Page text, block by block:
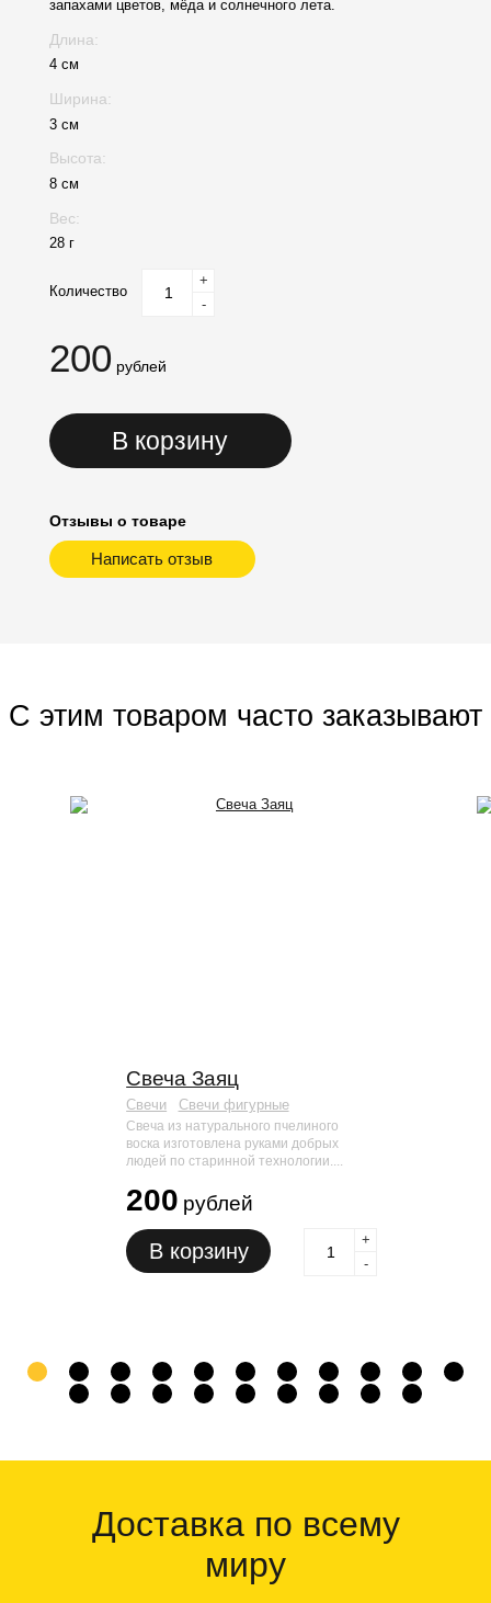
запахами цветов, мёда и солнечного лета.
Длина:
4 см
Ширина:
3 см
Высота:
8 см
Вес:
28 г
Количество
+
-
200 рублей
В корзину
Отзывы о товаре
Написать отзыв
С этим товаром часто заказывают
Свеча Заяц
Свечи Свечи фигурные
Свеча из натурального пчелиного
воска изготовлена руками добрых
людей по старинной технологии....
200 рублей
+
-
В корзину
10
11
12
13 14 15 16 17 18 19 20
Доставка по всему
миру